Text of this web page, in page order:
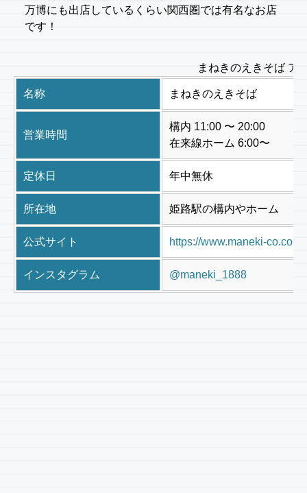
万博にも出店しているくらい関西圏では有名なお店
です！
まねきのえきそば ア
名称 まねきのえきそば
営業時間
構内 11:00 〜 20:00
在来線ホーム 6:00〜
定休日 年中無休
所在地 姫路駅の構内やホーム
公式サイト https://www.maneki-
インスタグラム @maneki_1888